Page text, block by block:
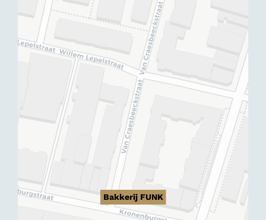
Bakkerij FUNK